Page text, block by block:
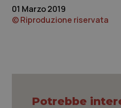
Sardegna
Malattia di Crohn &
01 Marzo 2019
© Riproduzione riservata
Potrebbe